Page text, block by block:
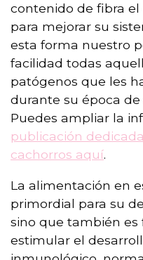
contenido de fibra
para mejorar su
esta forma nuestro
facilidad todas
patógenos que les
durante su época
Puedes ampliar la
publicación
cachorros aquí.
La alimentación en
primordial para su
sino que también
estimular el